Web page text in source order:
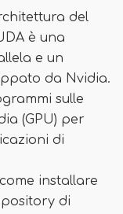
del
è una
e un
da Nvidia.
sulle
(GPU) per
di
installare
di